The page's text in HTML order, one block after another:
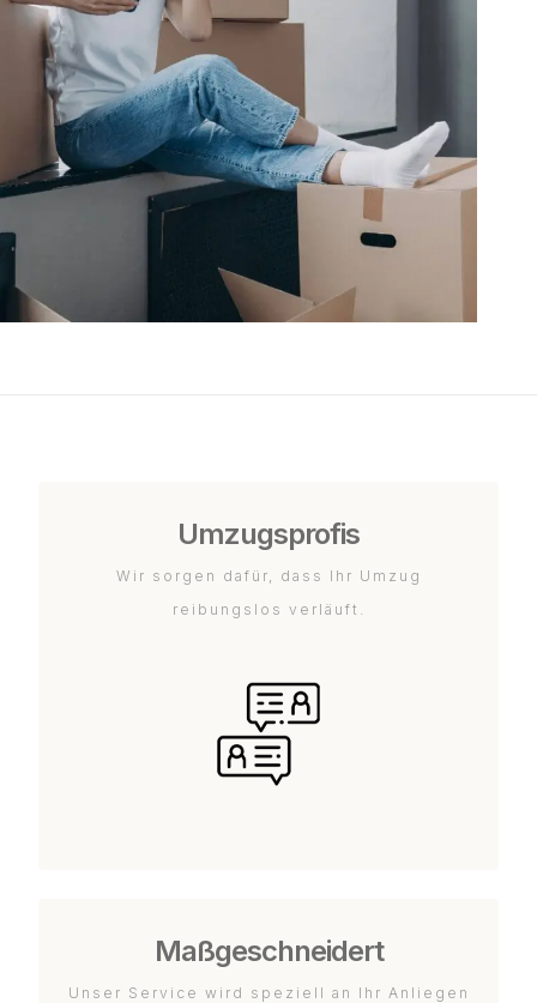
Umzugsprofis
Wir sorgen dafür, dass Ihr Umzug
reibungslos verläuft.
Maßgeschneidert
Unser Service wird speziell an Ihr Anliegen